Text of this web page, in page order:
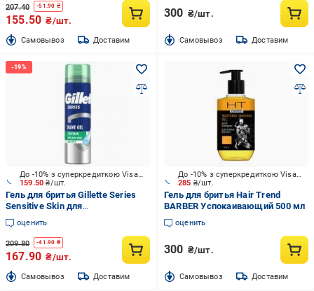
207.40 -51.90 ₴
155.50 ₴/шт.
Cамовывоз Доставим
300 ₴/шт.
Cамовывоз Доставим
159.50₴/шт.
До -10% з суперкредиткою Visa Вигода
Гель для бритья Gillette Series
Sensitive Skin для
чувствительной кожи 200 мл
оценить
209.80 -41.90 ₴
167.90 ₴/шт.
Cамовывоз Доставим
285 ₴/шт.
До -10% з суперкредиткою Visa Вигода
Гель для бритья Hair Trend
BARBER Успокаивающий 500 мл
оценить
300 ₴/шт.
Cамовывоз Доставим